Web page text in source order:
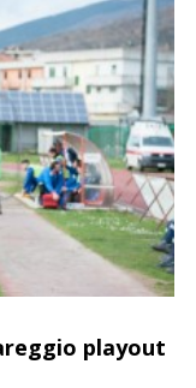
playout